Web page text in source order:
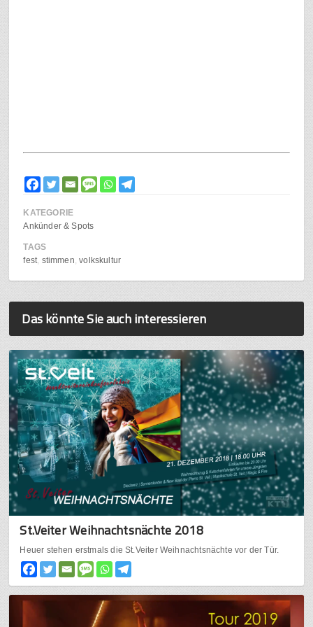
KATEGORIE
Ankünder & Spots
TAGS
fest stimmen volkskultur
Das könnte Sie auch interessieren
St.Veiter Weihnachtsnächte 2018
Heuer stehen erstmals die St.Veiter Weihnachtsnächte vor der Tür.